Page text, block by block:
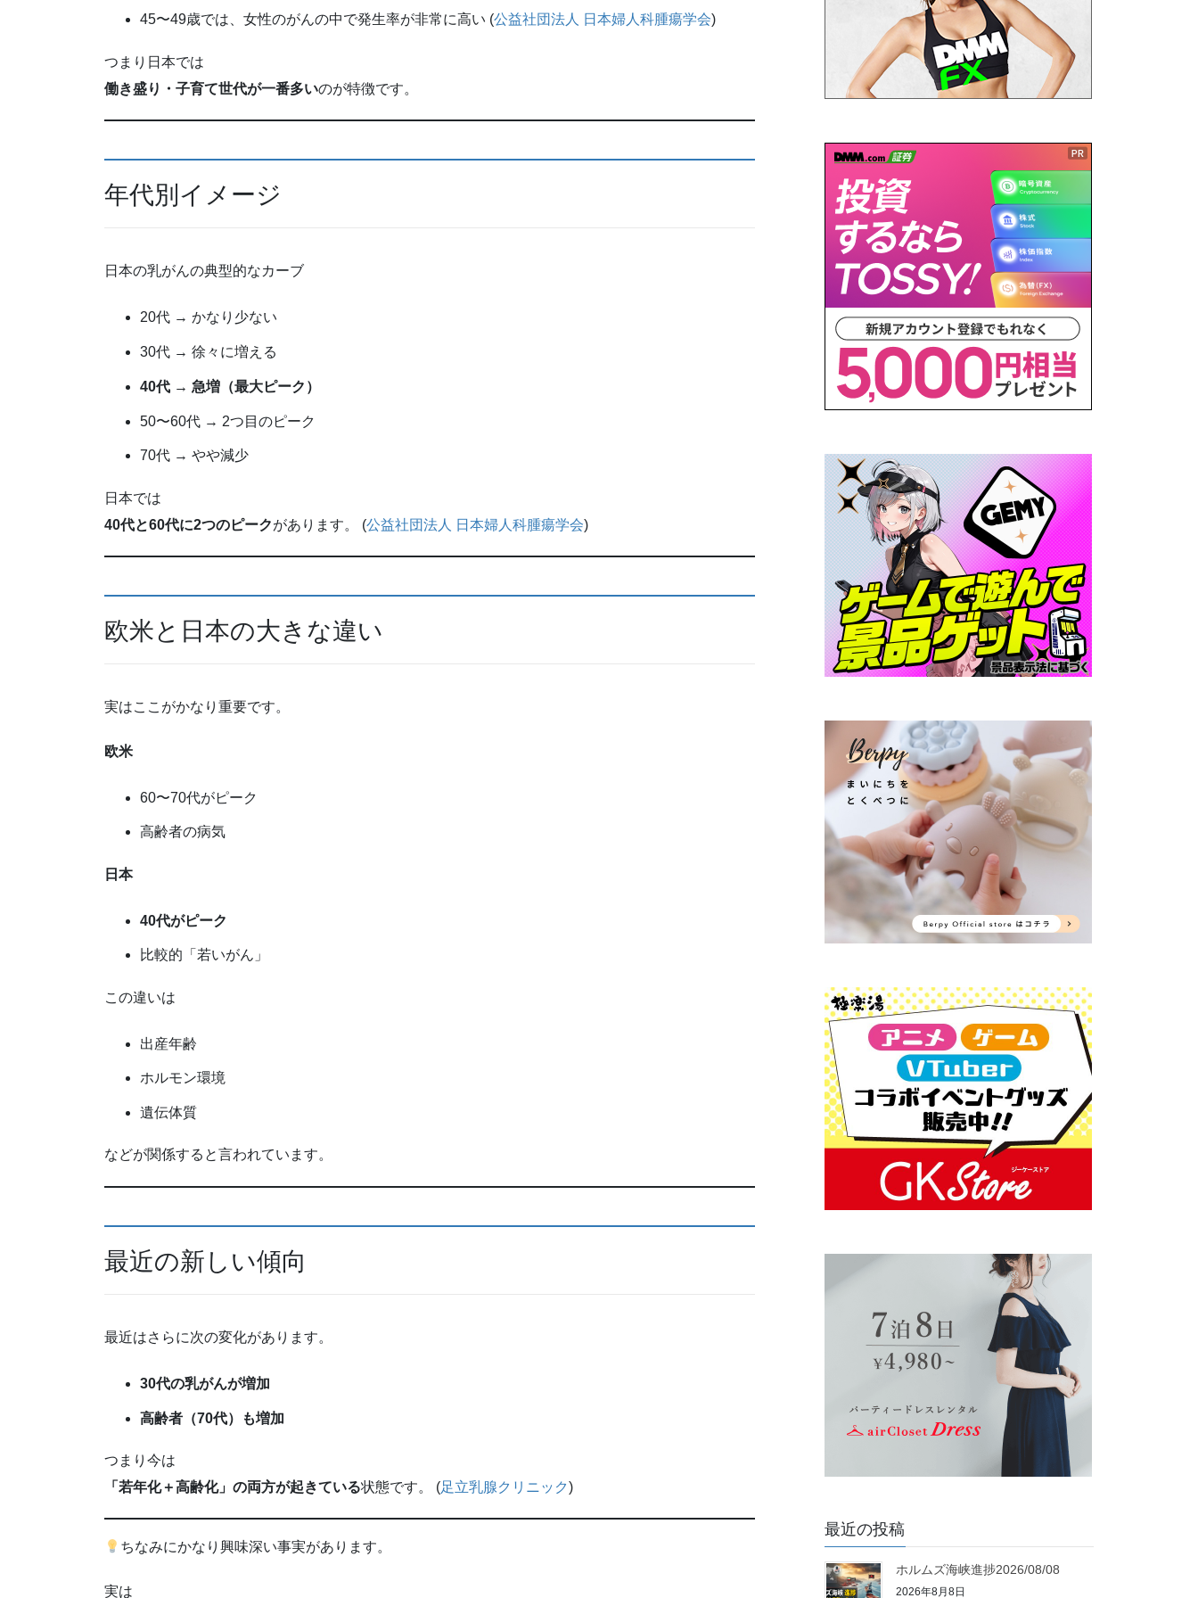
45〜49歳では、女性のがんの中で発生率が非常に高い (公益社団法人 日本婦人科腫瘍学会)
つまり日本では
働き盛り・子育て世代が一番多いのが特徴です。
年代別イメージ
日本の乳がんの典型的なカーブ
20代 → かなり少ない
30代 → 徐々に増える
40代 → 急増（最大ピーク）
50〜60代 → 2つ目のピーク
70代 → やや減少
日本では
40代と60代に2つのピークがあります。 (公益社団法人 日本婦人科腫瘍学会)
欧米と日本の大きな違い
実はここがかなり重要です。
欧米
60〜70代がピーク
高齢者の病気
日本
40代がピーク
比較的「若いがん」
この違いは
出産年齢
ホルモン環境
遺伝体質
などが関係すると言われています。
最近の新しい傾向
最近はさらに次の変化があります。
30代の乳がんが増加
高齢者（70代）も増加
つまり今は
「若年化＋高齢化」の両方が起きている状態です。 (足立乳腺クリニック)
ちなみにかなり興味深い事実があります。
実は
最近の投稿
ホルムズ海峡進捗2026/08/08
2026年8月8日